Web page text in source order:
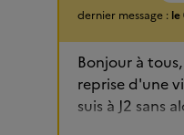
dernier message : le
Bonjour à
reprise d'une
suis à J2 sans